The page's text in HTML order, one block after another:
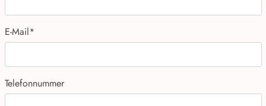
E-Mail*
Telefonnummer